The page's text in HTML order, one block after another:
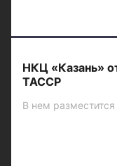
НКЦ «Казань»
ТАССР
В нем